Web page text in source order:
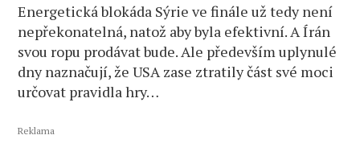
Energetická blokáda Sýrie ve finále už tedy není
nepřekonatelná, natož aby byla efektivní. A Írán
svou ropu prodávat bude. Ale především uplynulé
dny naznačují, že USA zase ztratily část své moci
určovat pravidla hry…
Reklama